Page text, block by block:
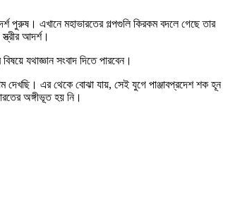
পুরুষ। এখানে মহাভারতের গল্পগুলি কিরকম বদলে গেছে তার
আদর্শ।
যথাজ্ঞান সংবাদ দিতে পারবেন।
দেখছি। এর থেকে বোঝা যায়, সেই যুগে পাঞ্জাবপ্রদেশ শক হূন
অঙ্গীভূত হয় নি।